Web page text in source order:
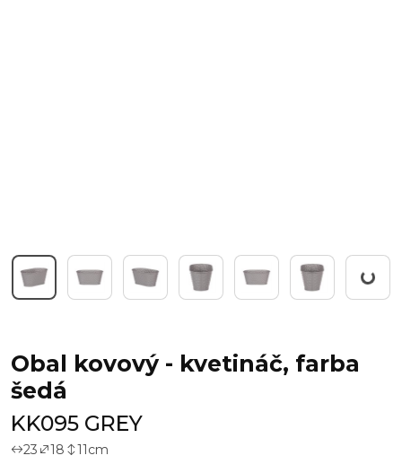
Obal kovový - kvetináč, farba
šedá
KK095 GREY
23 18 11cm